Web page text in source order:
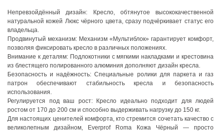
Непревзойдённый дизайн: Кресло, обтянутое высококачественной
натуральной кожей Люкс чёрного цвета, сразу подчёркивает статус его
владельца.
Продвинутый механизм: Механизм «Мультиблок» гарантирует комфорт,
позволяя фиксировать кресло в различных положениях.
Внимание к деталям: Подлокотники с мягкими накладками и крестовина
из блестящего полированного алюминия дополняют дизайн кресла.
Безопасность и надёжность: Специальные ролики для паркета и газ
патрон обеспечивают стабильность кресла и безопасность
использования.
Регулируется под ваш рост: Кресло идеально подходит для людей
ростом от 170 до 200 см и способно выдерживать нагрузку до 150 кг.
Для настоящих ценителей комфорта, кто стремится сочетать качество с
великолепным дизайном, Everprof Roma Кожа Чёрный — просто